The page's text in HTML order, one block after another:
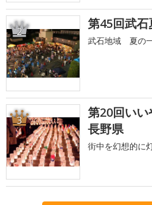
2 第45回武
武石地域 夏の
3
第20回い
長野県
街中を幻想的に